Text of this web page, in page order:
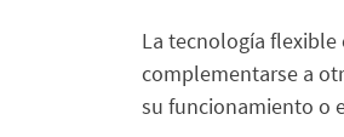
La tecnología flexible
complementarse a
su funcionamiento o